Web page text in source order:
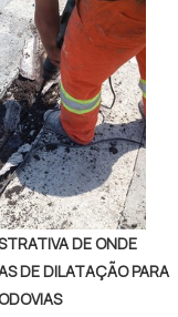
DE ONDE
DE DILATAÇÃO PARA